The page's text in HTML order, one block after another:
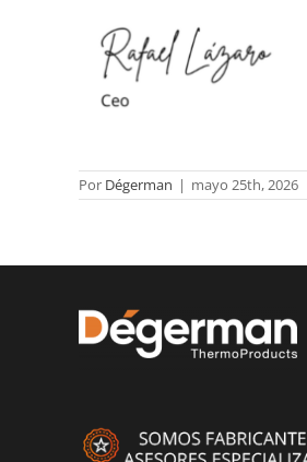
Por Dégerman | mayo 25th, 2026